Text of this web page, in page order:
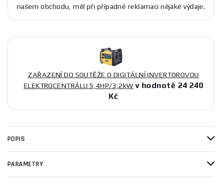
našem obchodu, měl při případné reklamaci nějaké výdaje.
ZAŘAZENÍ DO SOUTĚŽE O DIGITÁLNÍ INVERTOROVOU
ELEKTROCENTRÁLU 5,4HP/3,2kW v hodnotě 24 240
Kč
POPIS
PARAMETRY